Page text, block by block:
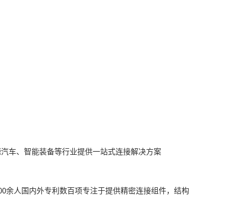
车、智能装备等行业提供一站式连接解决方案
余人国内外专利数百项专注于提供精密连接组件，结构